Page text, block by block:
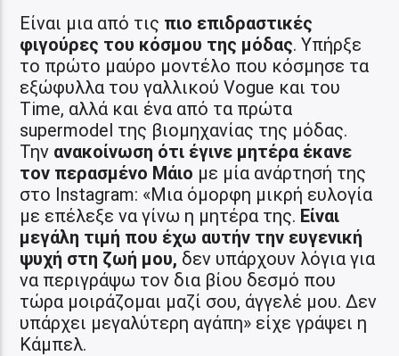
Είναι μια από τις πιο επιδραστικές
φιγούρες του κόσμου της μόδας. Υπήρξε
το πρώτο μαύρο μοντέλο που κόσμησε τα
εξώφυλλα του γαλλικού Vogue και του
Time, αλλά και ένα από τα πρώτα
supermodel της βιομηχανίας της μόδας.
Την ανακοίνωση ότι έγινε μητέρα έκανε
τον περασμένο Μάιο με μία ανάρτησή της
στο Instagram: «Μια όμορφη μικρή ευλογία
με επέλεξε να γίνω η μητέρα της. Είναι
μεγάλη τιμή που έχω αυτήν την ευγενική
ψυχή στη ζωή μου, δεν υπάρχουν λόγια για
να περιγράψω τον δια βίου δεσμό που
τώρα μοιράζομαι μαζί σου, άγγελέ μου. Δεν
υπάρχει μεγαλύτερη αγάπη» είχε γράψει η
Κάμπελ.